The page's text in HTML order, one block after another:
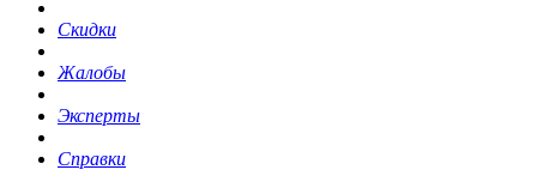
Скидки
Жалобы
Эксперты
Справки